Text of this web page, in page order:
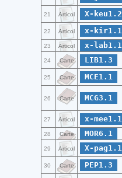
21 Articol X-keu1.2
22 Articol x-kir1.1
23 Articol x-lab1.1
24 Carte LIB1.3
25 Carte MCE1.1
26 Carte MCG3.1
27 Articol x-mee1.1
28 Carte MOR6.1
29 Articol X-pag1.1
30 Carte PEP1.3